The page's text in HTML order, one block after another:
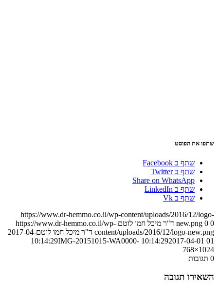
שתפו את הפוסט
שתף ב Facebook
שתף ב Twitter
Share on WhatsApp
שתף ב LinkedIn
שתף ב Vk
https://www.dr-hemmo.co.il/wp-content/uploads/2016/12/logo-
new.png 0 0 ד"ר מיכל חמו לוטם https://www.dr-hemmo.co.il/wp-
content/uploads/2016/12/logo-new.png ד"ר מיכל חמו לוטם2017-04-
01 10:14:29
2017-04-01 10:14:29
IMG-20151015-WA0000-
768×1024
0 תגובות
השאירו תגובה